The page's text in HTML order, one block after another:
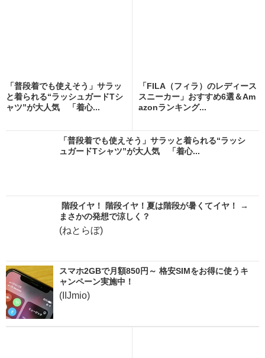
「普段着でも使えそう」サラッ
と着られる“ラッシュガードTシ
ャツ”が大人気 「着心...
「FILA（フィラ）のレディース
スニーカー」おすすめ6選＆Am
azonランキング...
「普段着でも使えそう」サラッと着られる“ラッシ
ュガードTシャツ”が大人気 「着心...
階段イヤ！ 階段イヤ！夏は階段が暑くてイヤ！ →
まさかの発想で涼しく？
(ねとらぼ)
スマホ2GBで月額850円～ 格安SIMをお得に使うキ
ャンペーン実施中！
(IIJmio)